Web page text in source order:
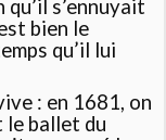
s’ennuyait
bien le
qu’il lui
: en 1681, on
le ballet du